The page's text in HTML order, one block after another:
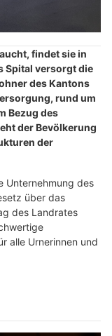
findet sie in
Spital versorgt die
des Kantons
rund um
Bezug des
der Bevölkerung
der
Unternehmung des
über das
des Landrates
alle Urnerinnen und